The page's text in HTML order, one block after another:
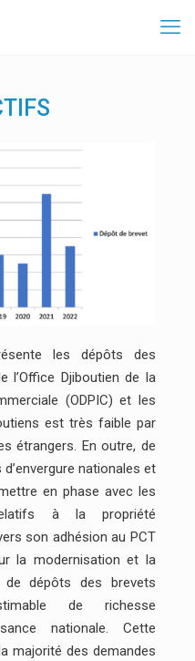
les dépôts des
l’Office Djiboutien de la
(ODPIC) et les
est très faible par
étrangers. En outre, de
nationales et
en phase avec les
à la propriété
son adhésion au PCT
la modernisation et la
dépôts des brevets
de richesse
nationale. Cette
majorité des demandes